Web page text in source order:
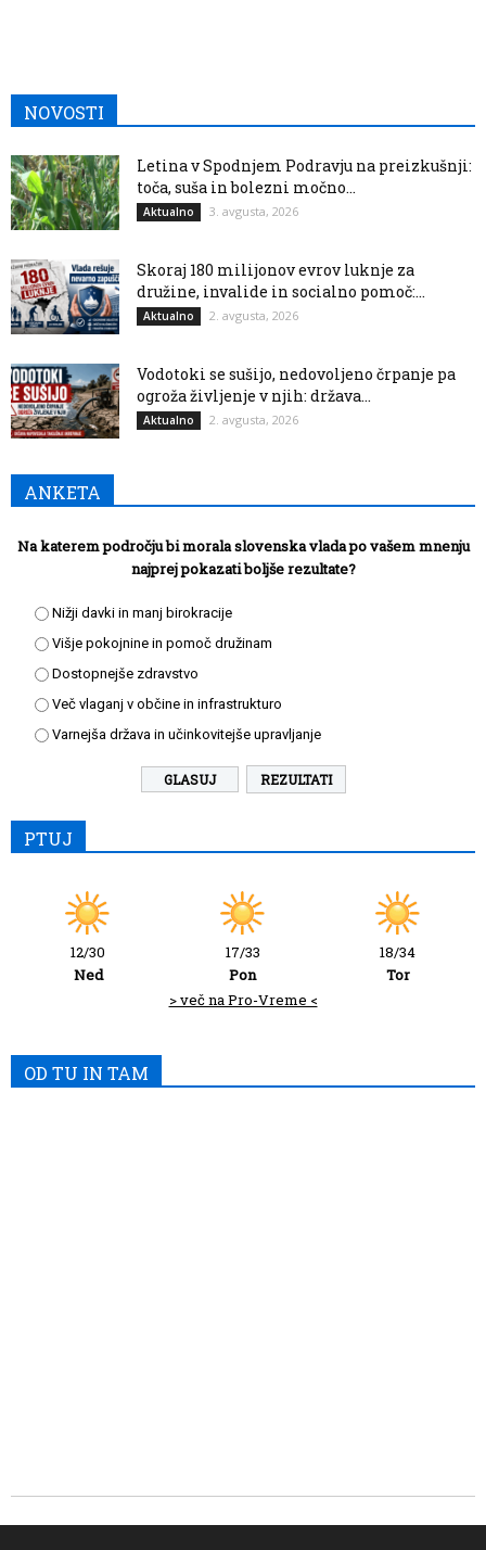
NOVOSTI
Letina v Spodnjem Podravju na preizkušnji:
toča, suša in bolezni močno...
Aktualno 3. avgusta, 2026
Skoraj 180 milijonov evrov luknje za
družine, invalide in socialno pomoč:...
Aktualno 2. avgusta, 2026
Vodotoki se sušijo, nedovoljeno črpanje pa
ogroža življenje v njih: država...
Aktualno 2. avgusta, 2026
ANKETA
Na katerem področju bi morala slovenska vlada po vašem mnenju
najprej pokazati boljše rezultate?
Nižji davki in manj birokracije
Višje pokojnine in pomoč družinam
Dostopnejše zdravstvo
Več vlaganj v občine in infrastrukturo
Varnejša država in učinkovitejše upravljanje
REZULTATI
PTUJ
12/30
Ned
17/33
Pon
18/34
Tor
> več na Pro-Vreme <
OD TU IN TAM